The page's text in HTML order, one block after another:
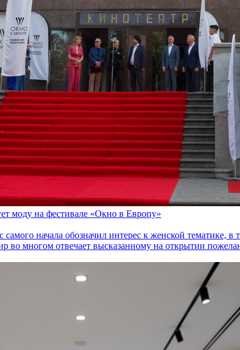
моду на фестивале «Окно в Европу»
начала обозначил интерес к женской
многом отвечает высказанному на открытии